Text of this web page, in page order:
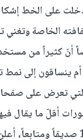
على الخط
الخاصة
أنّ كثيراً من
ينساقون إلى
التي تعرض على
أقلّ ما يقال